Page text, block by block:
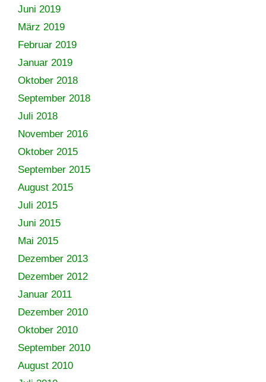
Juni 2019
März 2019
Februar 2019
Januar 2019
Oktober 2018
September 2018
Juli 2018
November 2016
Oktober 2015
September 2015
August 2015
Juli 2015
Juni 2015
Mai 2015
Dezember 2013
Dezember 2012
Januar 2011
Dezember 2010
Oktober 2010
September 2010
August 2010